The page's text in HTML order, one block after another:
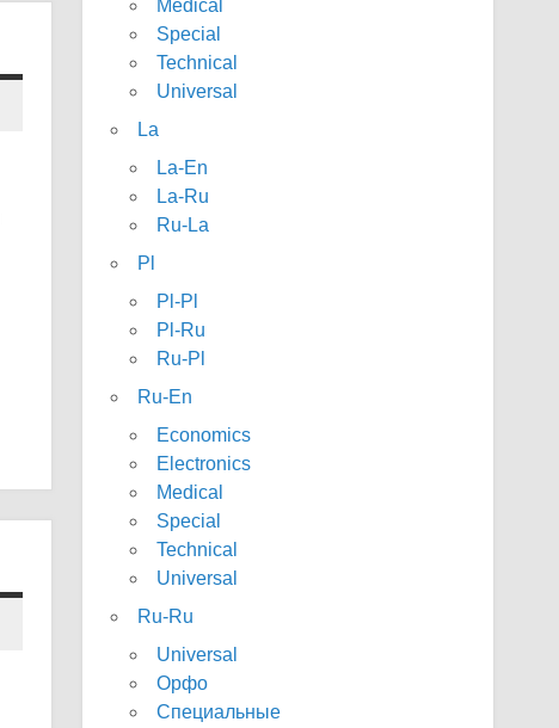
Medical
Special
Technical
Universal
La
La-En
La-Ru
Ru-La
Pl
Pl-Pl
Pl-Ru
Ru-Pl
Ru-En
Economics
Electronics
Medical
Special
Technical
Universal
Ru-Ru
Universal
Орфо
Специальные